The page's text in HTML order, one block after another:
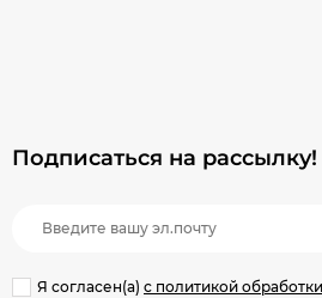
Подписаться на рассылкy!
Я согласен(a) с политикой